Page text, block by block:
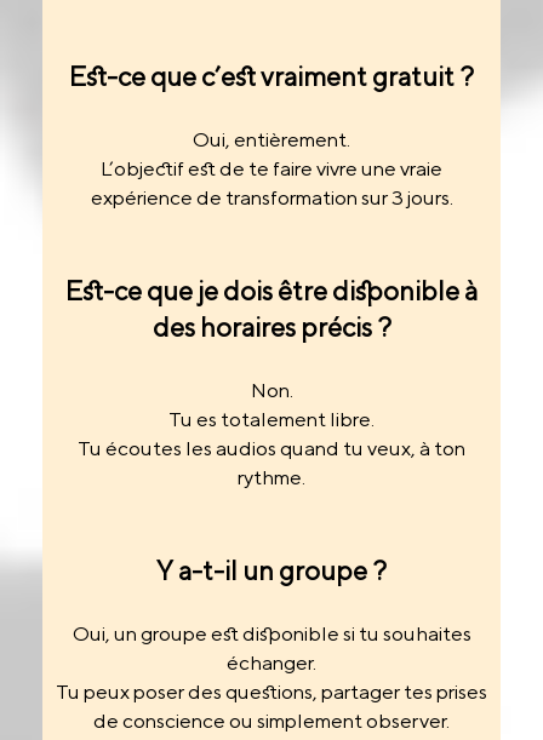
Est-ce que c’est vraiment gratuit ?
Oui, entièrement.
L’objectif est de te faire vivre une vraie
expérience de transformation sur 3 jours.
Est-ce que je dois être disponible à
des horaires précis ?
Non.
Tu es totalement libre.
Tu écoutes les audios quand tu veux, à ton
rythme.
Y a-t-il un groupe ?
Oui, un groupe est disponible si tu souhaites
échanger.
Tu peux poser des questions, partager tes prises
de conscience ou simplement observer.